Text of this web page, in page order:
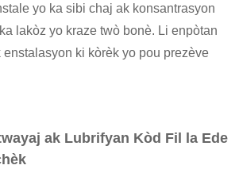
yo ka sibi chaj ak konsantrasyon
lakòz yo kraze twò bonè. Li enpòtan
enstalasyon ki kòrèk yo pou prezève
ak Lubrifyan Kòd Fil la Ede